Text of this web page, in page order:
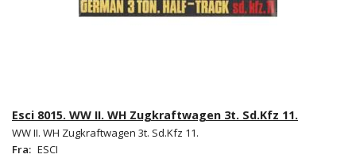
Esci 8015. WW II. WH Zugkraftwagen 3t. Sd.Kfz 11.
WW II. WH Zugkraftwagen 3t. Sd.Kfz 11.
Fra: ESCI